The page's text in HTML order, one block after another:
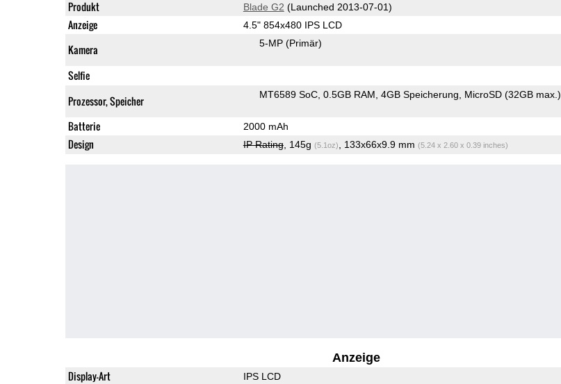
Produkt Blade G2 (Launched 2013-07-01)
Anzeige 4.5" 854x480 IPS LCD
Kamera 5-MP (Primär)
Selfie
Prozessor, Speicher
MT6589 SoC 0.5GB RAM 4GB Speicherung MicroSD (32GB max.)
Batterie 2000 mAh
Design IP Rating, 145g (5.1oz) , 133x66x9.9 mm (5.24 x 2.60 x 0.39 inches)
Anzeige
Display-Art IPS LCD